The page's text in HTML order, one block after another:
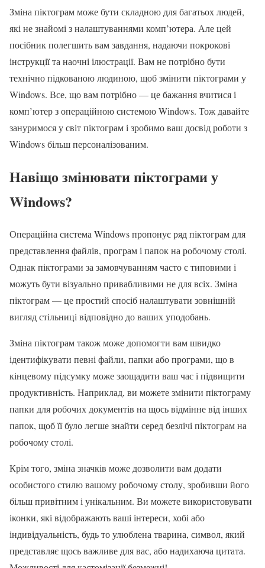
Зміна піктограм може бути складною для багатьох людей,
які не знайомі з налаштуваннями комп’ютера. Але цей
посібник полегшить вам завдання, надаючи покрокові
інструкції та наочні ілюстрації. Вам не потрібно бути
технічно підкованою людиною, щоб змінити піктограми у
Windows. Все, що вам потрібно — це бажання вчитися і
комп’ютер з операційною системою Windows. Тож давайте
зануримося у світ піктограм і зробимо ваш досвід роботи з
Windows більш персоналізованим.
Навіщо змінювати піктограми у
Windows?
Операційна система Windows пропонує ряд піктограм для
представлення файлів, програм і папок на робочому столі.
Однак піктограми за замовчуванням часто є типовими і
можуть бути візуально привабливими не для всіх. Зміна
піктограм — це простий спосіб налаштувати зовнішній
вигляд стільниці відповідно до ваших уподобань.
Зміна піктограм також може допомогти вам швидко
ідентифікувати певні файли, папки або програми, що в
кінцевому підсумку може заощадити ваш час і підвищити
продуктивність. Наприклад, ви можете змінити піктограму
папки для робочих документів на щось відмінне від інших
папок, щоб її було легше знайти серед безлічі піктограм на
робочому столі.
Крім того, зміна значків може дозволити вам додати
особистого стилю вашому робочому столу, зробивши його
більш привітним і унікальним. Ви можете використовувати
іконки, які відображають ваші інтереси, хобі або
індивідуальність, будь то улюблена тварина, символ, який
представляє щось важливе для вас, або надихаюча цитата.